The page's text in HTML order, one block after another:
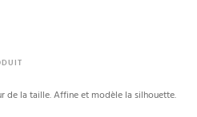
de la taille. Affine et modèle la silhouette.